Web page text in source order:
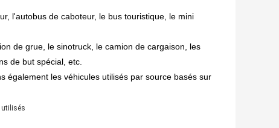
l'autobus de caboteur, le bus touristique, le mini
de grue, le sinotruck, le camion de cargaison, les
de but spécial, etc.
également les véhicules utilisés par source basés sur
utilisés